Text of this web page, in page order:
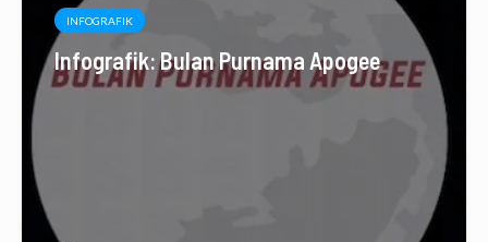
INFOGRAFIK
Infografik: Bulan Purnama Apogee